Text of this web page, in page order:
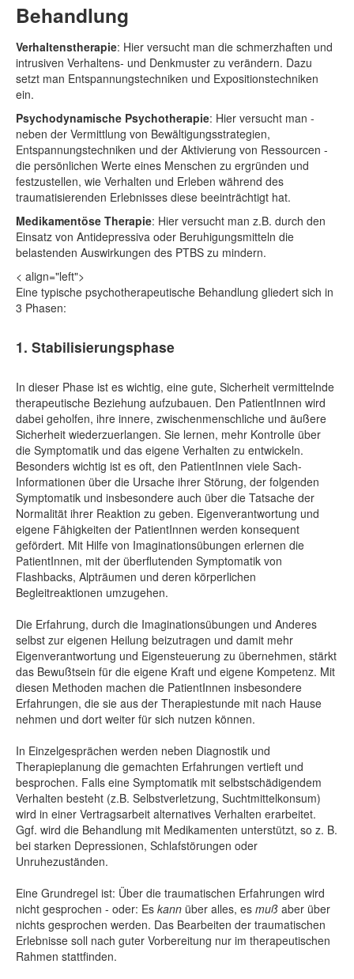
Behandlung
Verhaltenstherapie: Hier versucht man die schmerzhaften und
intrusiven Verhaltens- und Denkmuster zu verändern. Dazu
setzt man Entspannungstechniken und Expositionstechniken
ein.
Psychodynamische Psychotherapie: Hier versucht man -
neben der Vermittlung von Bewältigungsstrategien,
Entspannungstechniken und der Aktivierung von Ressourcen -
die persönlichen Werte eines Menschen zu ergründen und
festzustellen, wie Verhalten und Erleben während des
traumatisierenden Erlebnisses diese beeinträchtigt hat.
Medikamentöse Therapie: Hier versucht man z.B. durch den
Einsatz von Antidepressiva oder Beruhigungsmitteln die
belastenden Auswirkungen des PTBS zu mindern.
< align="left">
Eine typische psychotherapeutische Behandlung gliedert sich in
3 Phasen:
1. Stabilisierungsphase
In dieser Phase ist es wichtig, eine gute, Sicherheit vermittelnde
therapeutische Beziehung aufzubauen. Den PatientInnen wird
dabei geholfen, ihre innere, zwischenmenschliche und äußere
Sicherheit wiederzuerlangen. Sie lernen, mehr Kontrolle über
die Symptomatik und das eigene Verhalten zu entwickeln.
Besonders wichtig ist es oft, den PatientInnen viele Sach-
Informationen über die Ursache ihrer Störung, der folgenden
Symptomatik und insbesondere auch über die Tatsache der
Normalität ihrer Reaktion zu geben. Eigenverantwortung und
eigene Fähigkeiten der PatientInnen werden konsequent
gefördert. Mit Hilfe von Imaginationsübungen erlernen die
PatientInnen, mit der überflutenden Symptomatik von
Flashbacks, Alpträumen und deren körperlichen
Begleitreaktionen umzugehen.
Die Erfahrung, durch die Imaginationsübungen und Anderes
selbst zur eigenen Heilung beizutragen und damit mehr
Eigenverantwortung und Eigensteuerung zu übernehmen, stärkt
das Bewußtsein für die eigene Kraft und eigene Kompetenz. Mit
diesen Methoden machen die PatientInnen insbesondere
Erfahrungen, die sie aus der Therapiestunde mit nach Hause
nehmen und dort weiter für sich nutzen können.
In Einzelgesprächen werden neben Diagnostik und
Therapieplanung die gemachten Erfahrungen vertieft und
besprochen. Falls eine Symptomatik mit selbstschädigendem
Verhalten besteht (z.B. Selbstverletzung, Suchtmittelkonsum)
wird in einer Vertragsarbeit alternatives Verhalten erarbeitet.
Ggf. wird die Behandlung mit Medikamenten unterstützt, so z. B.
bei starken Depressionen, Schlafstörungen oder
Unruhezuständen.
Eine Grundregel ist: Über die traumatischen Erfahrungen wird
nicht gesprochen - oder: Es kann über alles, es muß aber über
nichts gesprochen werden. Das Bearbeiten der traumatischen
Erlebnisse soll nach guter Vorbereitung nur im therapeutischen
Rahmen stattfinden.